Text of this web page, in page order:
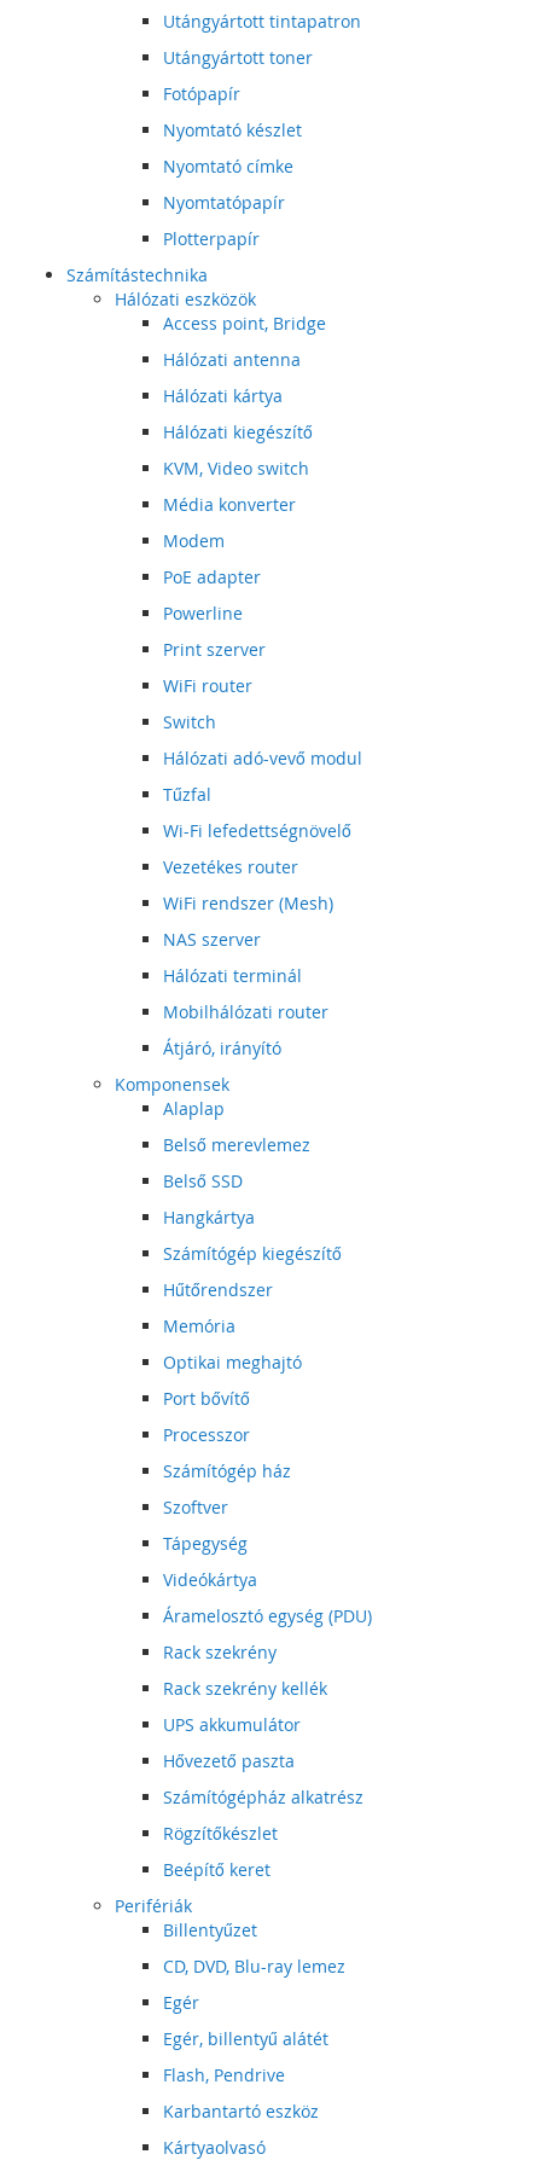
Utángyártott tintapatron
Utángyártott toner
Fotópapír
Nyomtató készlet
Nyomtató címke
Nyomtatópapír
Plotterpapír
Számítástechnika
Hálózati eszközök
Access point, Bridge
Hálózati antenna
Hálózati kártya
Hálózati kiegészítő
KVM, Video switch
Média konverter
Modem
PoE adapter
Powerline
Print szerver
WiFi router
Switch
Hálózati adó-vevő modul
Tűzfal
Wi-Fi lefedettségnövelő
Vezetékes router
WiFi rendszer (Mesh)
NAS szerver
Hálózati terminál
Mobilhálózati router
Átjáró, irányító
Komponensek
Alaplap
Belső merevlemez
Belső SSD
Hangkártya
Számítógép kiegészítő
Hűtőrendszer
Memória
Optikai meghajtó
Port bővítő
Processzor
Számítógép ház
Szoftver
Tápegység
Videókártya
Áramelosztó egység (PDU)
Rack szekrény
Rack szekrény kellék
UPS akkumulátor
Hővezető paszta
Számítógépház alkatrész
Rögzítőkészlet
Beépítő keret
Perifériák
Billentyűzet
CD, DVD, Blu-ray lemez
Egér
Egér, billentyű alátét
Flash, Pendrive
Karbantartó eszköz
Kártyaolvasó